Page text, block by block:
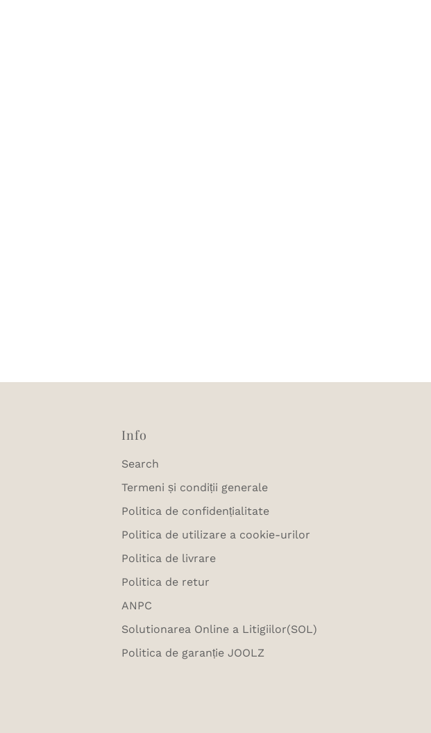
Info
Search
Termeni și condiții generale
Politica de confidențialitate
Politica de utilizare a cookie-urilor
Politica de livrare
Politica de retur
ANPC
Solutionarea Online a Litigiilor(SOL)
Politica de garanție JOOLZ